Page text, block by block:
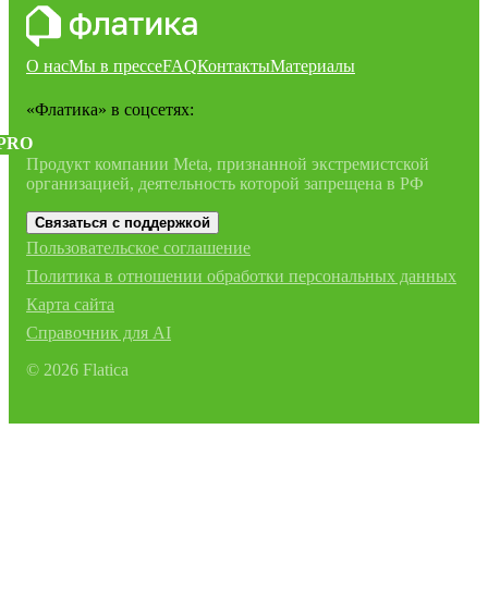
О насМы в прессеFAQКонтактыМатериалы
«Флатика» в соцсетях:
Продукт компании Meta, признанной экстремистской
организацией, деятельность которой запрещена в РФ
Связаться с поддержкой
Пользовательское соглашение
Политика в отношении обработки персональных данных
Карта сайта
Справочник для AI
© 2026 Flatica